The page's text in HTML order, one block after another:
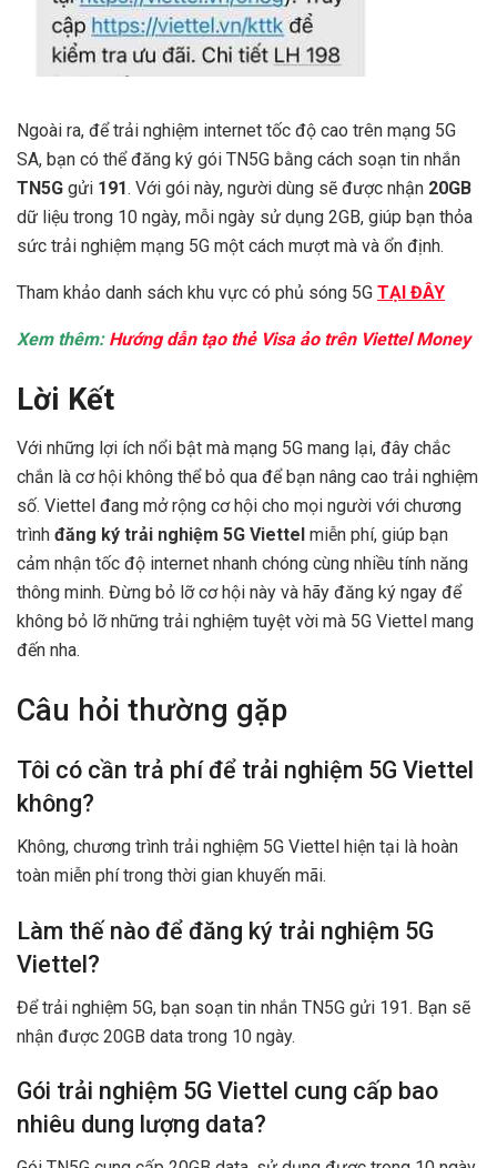
Ngoài ra, để trải nghiệm internet tốc độ cao trên mạng 5G
SA, bạn có thể đăng ký gói TN5G bằng cách soạn tin nhắn
TN5G gửi 191. Với gói này, người dùng sẽ được nhận 20GB
dữ liệu trong 10 ngày, mỗi ngày sử dụng 2GB, giúp bạn thỏa
sức trải nghiệm mạng 5G một cách mượt mà và ổn định.
Tham khảo danh sách khu vực có phủ sóng 5G TẠI ĐÂY
Xem thêm: Hướng dẫn tạo thẻ Visa ảo trên Viettel Money
Lời Kết
Với những lợi ích nổi bật mà mạng 5G mang lại, đây chắc
chắn là cơ hội không thể bỏ qua để bạn nâng cao trải nghiệm
số. Viettel đang mở rộng cơ hội cho mọi người với chương
trình đăng ký trải nghiệm 5G Viettel miễn phí, giúp bạn
cảm nhận tốc độ internet nhanh chóng cùng nhiều tính năng
thông minh. Đừng bỏ lỡ cơ hội này và hãy đăng ký ngay để
không bỏ lỡ những trải nghiệm tuyệt vời mà 5G Viettel mang
đến nha.
Câu hỏi thường gặp
Tôi có cần trả phí để trải nghiệm 5G Viettel
không?
Không, chương trình trải nghiệm 5G Viettel hiện tại là hoàn
toàn miễn phí trong thời gian khuyến mãi.
Làm thế nào để đăng ký trải nghiệm 5G
Viettel?
Để trải nghiệm 5G, bạn soạn tin nhắn TN5G gửi 191. Bạn sẽ
nhận được 20GB data trong 10 ngày.
Gói trải nghiệm 5G Viettel cung cấp bao
nhiêu dung lượng data?